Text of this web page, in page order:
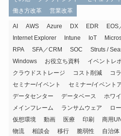
働き方改革
営業改革
AI AWS Azure DX EDR EOS
Internet Explorer
Intune IoT
RPA
SFA／CRM SOC Struts /
Windows
お役立ち資料 イベントレ
クラウドストレージ
コスト削減 コ
セミナー/イベント
セミナー/イベント
データセンター
データベース ホワ
メインフレーム
ランサムウェア ロ
仮想環境
動画 医療 印刷 商用
物流
相談会 移行 脆弱性 自治